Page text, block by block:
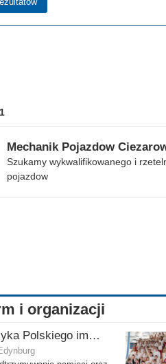
Mechanik Pojazdow
Szukamy wykwalifikowanego i
pojazdow
i organizacji
Akademia Języka Polskiego im. gen. Stanisława Maczka przy ECP